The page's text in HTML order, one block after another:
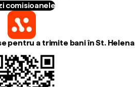
comisioanele
pentru a trimite bani în St. Helena